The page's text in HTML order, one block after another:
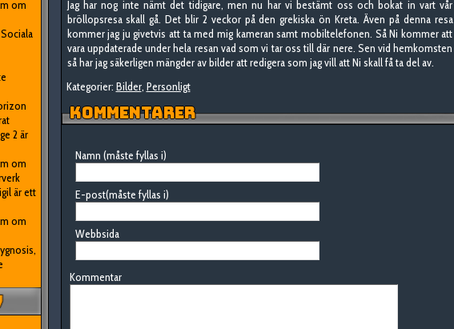
om
Sociala
2 är
om
är ett
om
Jag har nog inte nämt det tidigare, men nu har vi bestämt oss och bokat in vart vår
bröllopsresa skall gå. Det blir 2 veckor på den grekiska ön Kreta. Även på denna resa
kommer jag ju givetvis att ta med mig kameran samt mobiltelefonen. Så Ni kommer att
vara uppdaterade under hela resan vad som vi tar oss till där nere. Sen vid hemkomsten
så har jag säkerligen mängder av bilder att redigera som jag vill att Ni skall få ta del av.
Kategorier: Bilder, Personligt
KOMMENTARER
Namn (måste fyllas i)
E-post(måste fyllas i)
Webbsida
Kommentar